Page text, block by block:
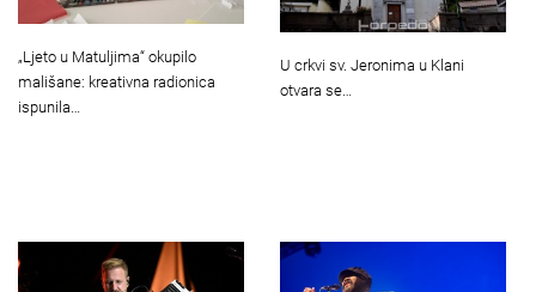
„Ljeto u Matuljima“ okupilo
mališane: kreativna radionica
ispunila…
U crkvi sv. Jeronima u Klani
otvara se…